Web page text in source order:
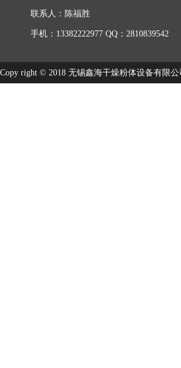
联系人：陈福胜
手机：13382222977 QQ：2810839542
Copy right © 2018 无锡鑫海干燥粉体设备有限